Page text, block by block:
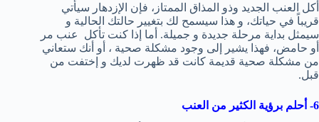
أكل العنب الجديد وذو المذاق الممتاز، فإن الإزدهار سيأتي
قريباً في حياتك، و هذا سيسمح لك بتغيير حالتك الحالية و
سيمثل بداية مرحلة جديدة و جميلة. أما إذا كنت تأكل عنب مر
أو حامض، فهذا يشير إلى وجود مشكلة صحية ، أو أنك ستعاني
من مشكلة صحية قديمة كانت قد ظهرت لديك و إختفت من
قبل.
6- أحلم برؤية الكثير من العنب